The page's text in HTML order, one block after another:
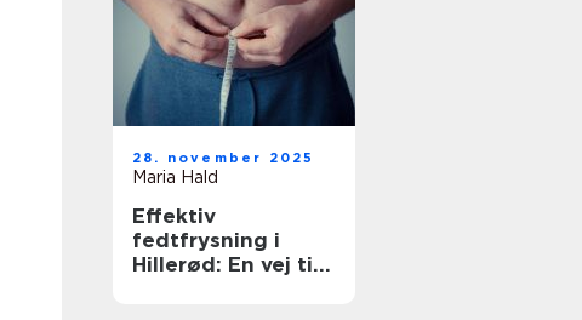
28. november 2025
Maria Hald
Effektiv
fedtfrysning i
Hillerød: En vej til